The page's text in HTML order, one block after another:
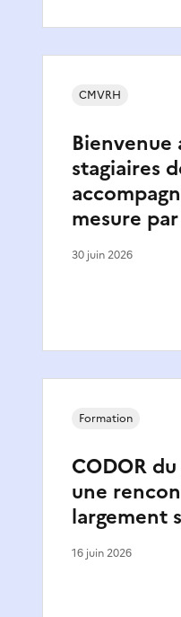
Bienvenue
stagiaires
mesure
CMVRH
30 juin 2026
CODOR
une
largement
Formation
16 juin 2026